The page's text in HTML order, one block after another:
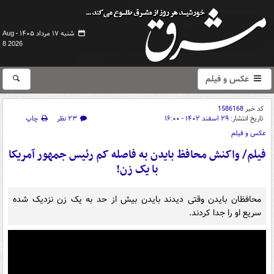
شنبه ۱۷ مرداد ۱۴۰۵ -
Aug
8 2026
عکس و فیلم
کد خبر1586168
تاریخ انتشار: ۲۹ اسفند ۱۴۰۲ - ۱۶:۰۰ ۲۳ نظر
چاپ
عکس و فیلم
فیلم/ واکنش محافظ بایدن به فاصله کم رئیس جمهور آمریکا
با یک زن!
محافظان بایدن وقتی دیدند بایدن بیش از حد به یک زن نزدیک شده
سریع او را جدا کردند.